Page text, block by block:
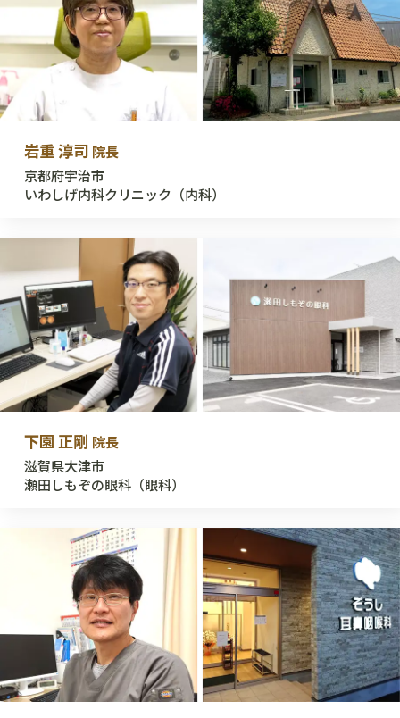
岩重 淳司 院長
京都府宇治市
いわしげ内科クリニック（内科）
下園 正剛 院長
滋賀県大津市
瀬田しもぞの眼科（眼科）